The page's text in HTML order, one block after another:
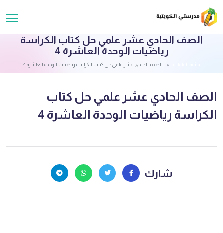
الصف الحادي عشر علمي حل كتاب الكراسة
رياضيات الوحدة العاشرة 4
الصف الحادي عشر علمي حل كتاب الكراسة رياضيات الوحدة العاشرة 4
الصف الحادي عشر علمي حل كتاب
الكراسة رياضيات الوحدة العاشرة 4
شارك